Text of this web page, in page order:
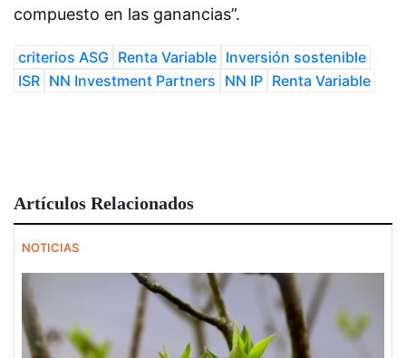
compuesto en las ganancias”.
criterios ASG Renta Variable Inversión sostenible
ISR NN Investment Partners NN IP Renta Variable
Artículos Relacionados
NOTICIAS